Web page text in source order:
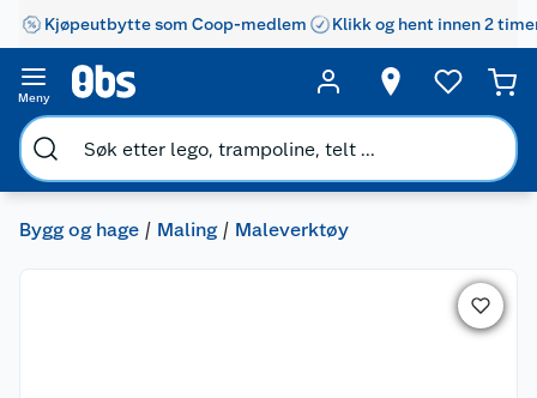
Kjøpeutbytte som Coop-medlem Klikk og hent innen 2
Meny
Bygg og hage Maling Maleverktøy